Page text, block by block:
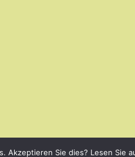
Akzeptieren Sie dies? Lesen Sie